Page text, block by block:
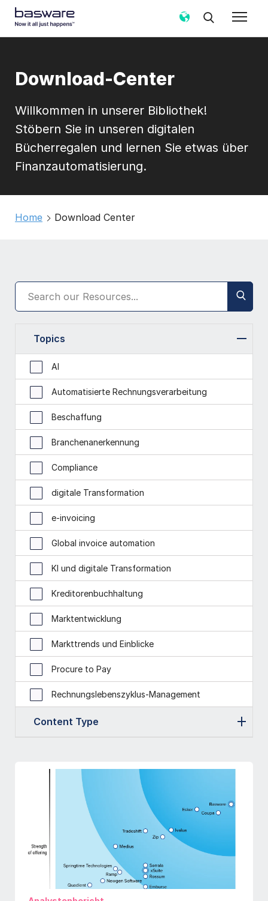
Download-Center
Willkommen in unserer Bibliothek!
Stöbern Sie in unseren digitalen
Bücherregalen und lernen Sie etwas über
Finanzautomatisierung.
Home Download Center
Topics
AI
Automatisierte Rechnungsverarbeitung
Beschaffung
Branchenanerkennung
Compliance
digitale Transformation
e-invoicing
Global invoice automation
KI und digitale Transformation
Kreditorenbuchhaltung
Marktentwicklung
Markttrends und Einblicke
Procure to Pay
Rechnungslebenszyklus-Management
Content Type